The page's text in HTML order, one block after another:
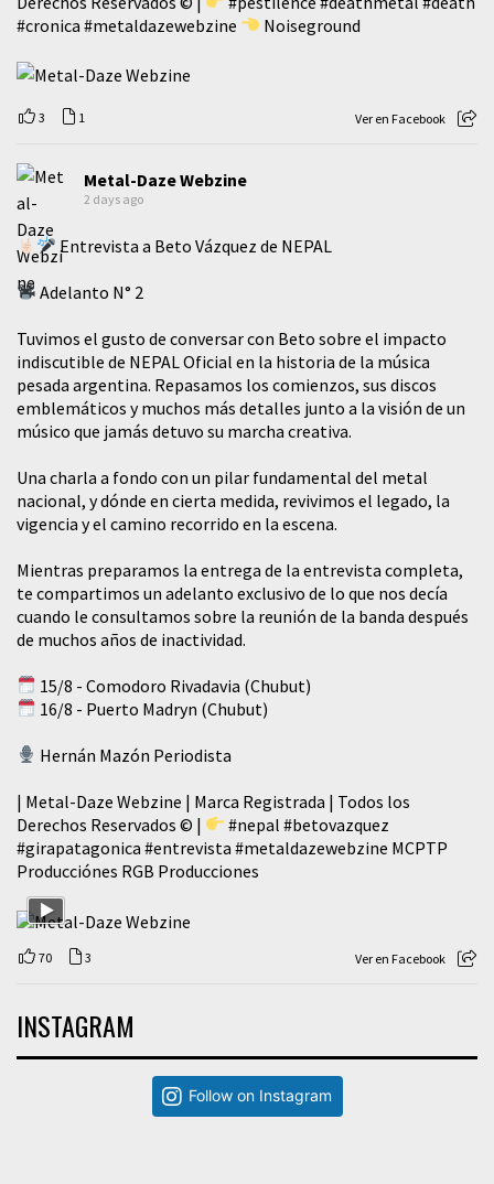
#cronica #metaldazewebzine Noiseground
3 1 Ver en Facebook
Metal-Daze Webzine
2 days ago
Entrevista a Beto Vázquez de NEPAL
Adelanto N° 2
Tuvimos el gusto de conversar con Beto sobre el impacto
indiscutible de NEPAL Oficial en la historia de la música
pesada argentina. Repasamos los comienzos, sus discos
emblemáticos y muchos más detalles junto a la visión de un
músico que jamás detuvo su marcha creativa.
​Una charla a fondo con un pilar fundamental del metal
nacional, y dónde en cierta medida, revivimos el legado, la
vigencia y el camino recorrido en la escena.
Mientras preparamos la entrega de la entrevista completa,
te compartimos un adelanto exclusivo de lo que nos decía
cuando le consultamos sobre la reunión de la banda después
de muchos años de inactividad.
15/8 - Comodoro Rivadavia (Chubut)
16/8 - Puerto Madryn (Chubut)
Hernán Mazón Periodista
| Metal-Daze Webzine | Marca Registrada | Todos los
Derechos Reservados © |
#nepal #betovazquez
#girapatagonica #entrevista #metaldazewebzine MCPTP
Producciónes RGB Producciones
70 3 Ver en Facebook
INSTAGRAM
Follow on Instagram